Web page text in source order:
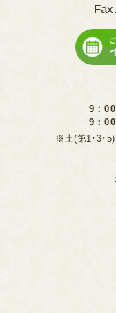
Fax.
9：
9：
※土(第1･3･5)